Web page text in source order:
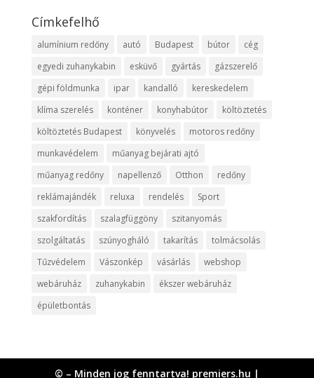
Címkefelhő
alumínium redőny autó Budapest bútor
cég
egyedi zuhanykabin
esküvő gyártás
gázszerelő
gépi földmunka
ipar kandalló
kereskedelem
klíma szerelés
konténer konyhabútor
költöztetés
költöztetés Budapest
könyvelés
motoros redőny
munkavédelem
műanyag bejárati ajtó
műanyag redőny
napellenző Otthon
redőny
reklámajándék
reluxa rendelés
Sport
szakfordítás
szalagfüggöny
szitanyomás
szolgáltatás
szúnyogháló takarítás
tolmácsolás
Tűzvédelem
Vászonkép vásárlás
webshop
webáruház
zuhanykabin
ékszer webáruház
épületbontás
© – Minden jog fenntartva! premiers.hu |